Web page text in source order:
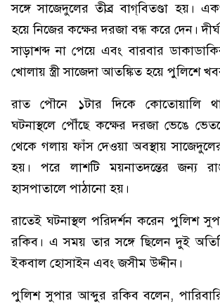
সঙ্গে সাজেদুলের তীব্র বাগ্‌বিতণ্ডা হয়।
হয়ে নিজের কক্ষের দরজা বন্ধ করে দেন।
সাড়াশব্দ না পেয়ে এবং বারবার
খোলায় স্ত্রী সাজেদা আতঙ্কিত হয়ে পুলিশে
রাত পৌনে ১টার দিকে কোতোয়ালি
ঘটনাস্থলে পৌঁছে কক্ষের দরজা ভেঙে
থেকে গলায় ফাঁস দেওয়া অবস্থায়
হয়। পরে লাশটি ময়নাতদন্তের জন্য
হাসপাতালে পাঠানো হয়।
রাতেই ঘটনাস্থল পরিদর্শন করেন পুলিশ
রকিব। এ সময় তার সঙ্গে ছিলেন দুই
ইকবাল হোসাইন এবং জসীম উদ্দীন।
পুলিশ সুপার আব্দুর রকিব বলেন,